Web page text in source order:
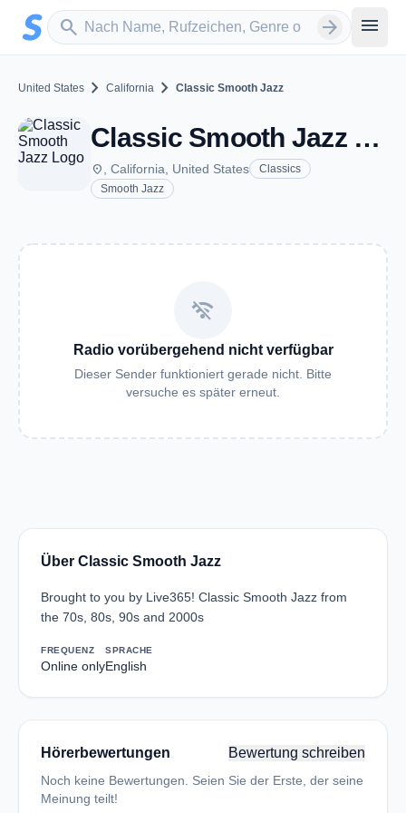
Zum Hauptinhalt springen
search
Sender suchen arrow_forward menu
United States chevron_right California chevron_right Classic Smooth Jazz
Classic Smooth Jazz - CA
place , California, United States
Classics
Smooth Jazz
wifi_off
Radio vorübergehend nicht verfügbar
Dieser Sender funktioniert gerade nicht. Bitte
versuche es später erneut.
Über Classic Smooth Jazz
Brought to you by Live365! Classic Smooth Jazz from
the 70s, 80s, 90s and 2000s
FREQUENZ
Online only
SPRACHE
English
Hörerbewertungen Bewertung schreiben
Noch keine Bewertungen. Seien Sie der Erste, der seine
Meinung teilt!